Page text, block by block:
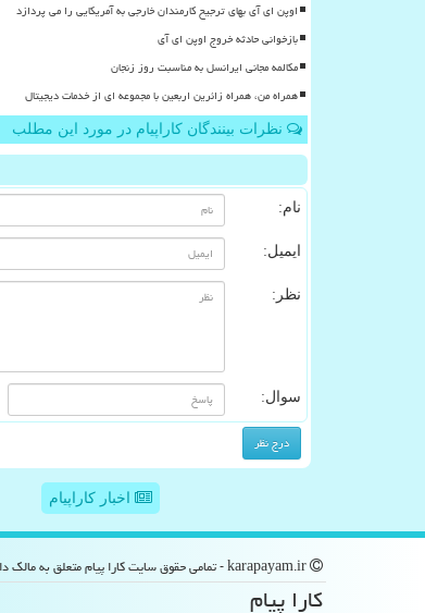
اوپن ای آی بهای ترجیح کارمندان خارجی به آمریکایی را می پردازد
بازخوانی حادثه خروج اوپن ای آی
مکالمه مجانی ایرانسل به مناسبت روز زنجان
همراه من، همراه زائرین اربعین با مجموعه ای از خدمات دیجیتال
نظرات بینندگان کاراپیام در مورد این مطلب
نام:
ایمیل:
نظر:
سوال:
اخبار کاراپیام
كارا پیام